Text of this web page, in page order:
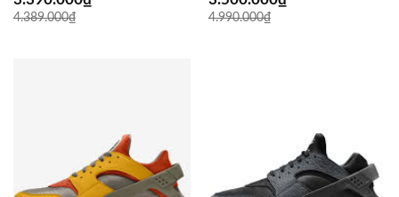
4.389.000₫ 4.990.000₫